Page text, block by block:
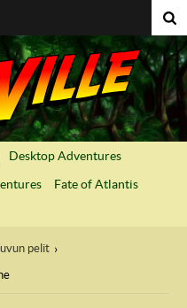
Desktop Adventures
Fate of Atlantis
pelit